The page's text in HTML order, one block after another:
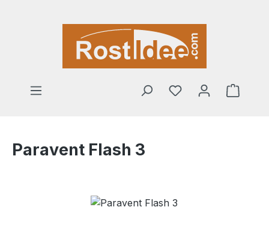
Paravent Flash 3
Bildergalerie überspringen